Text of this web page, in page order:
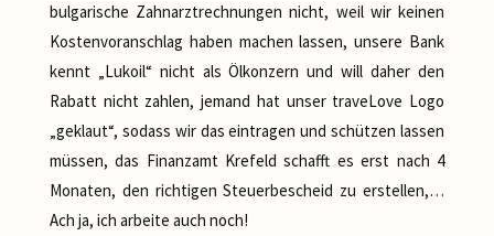
bulgarische Zahnarztrechnungen nicht, weil wir keinen
Kostenvoranschlag haben machen lassen, unsere Bank
kennt „Lukoil“ nicht als Ölkonzern und will daher den
Rabatt nicht zahlen, jemand hat unser traveLove Logo
„geklaut“, sodass wir das eintragen und schützen lassen
müssen, das Finanzamt Krefeld schafft es erst nach 4
Monaten, den richtigen Steuerbescheid zu erstellen,…
Ach ja, ich arbeite auch noch!